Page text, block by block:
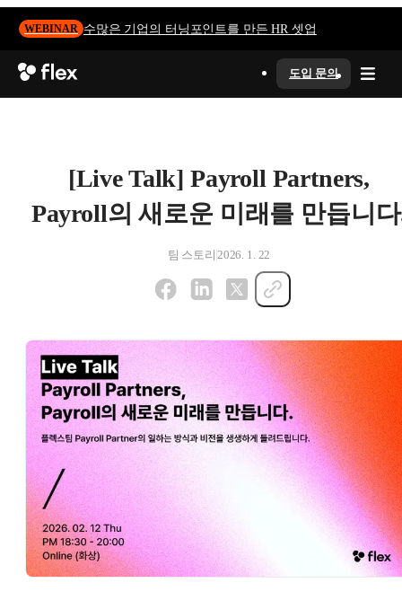
WEBINAR 수많은 기업의 터닝포인트를 만든 HR 셋업
도입 문의
[Live Talk] Payroll Partners,
Payroll의 새로운 미래를 만듭니
팀 스토리 2026. 1. 22